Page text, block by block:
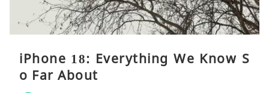
iPhone 18: Everything We Know S
o Far About